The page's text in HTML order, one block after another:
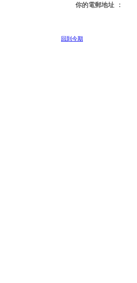
你的電郵地址 ：
回到今期